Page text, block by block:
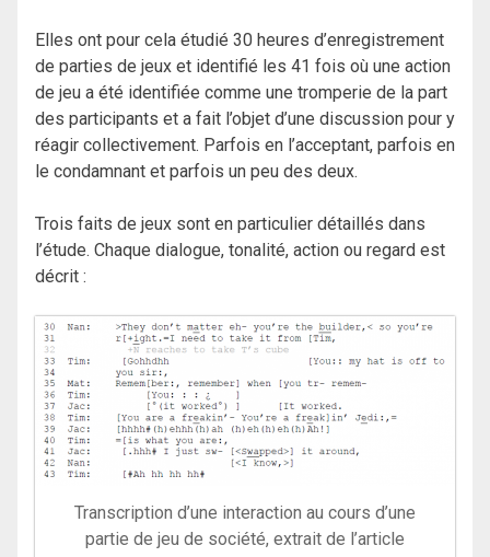
Elles ont pour cela étudié 30 heures d’enregistrement
de parties de jeux et identifié les 41 fois où une action
de jeu a été identifiée comme une tromperie de la part
des participants et a fait l’objet d’une discussion pour y
réagir collectivement. Parfois en l’acceptant, parfois en
le condamnant et parfois un peu des deux.
Trois faits de jeux sont en particulier détaillés dans
l’étude. Chaque dialogue, tonalité, action ou regard est
décrit :
Transcription d’une interaction au cours d’une
partie de jeu de société, extrait de l’article